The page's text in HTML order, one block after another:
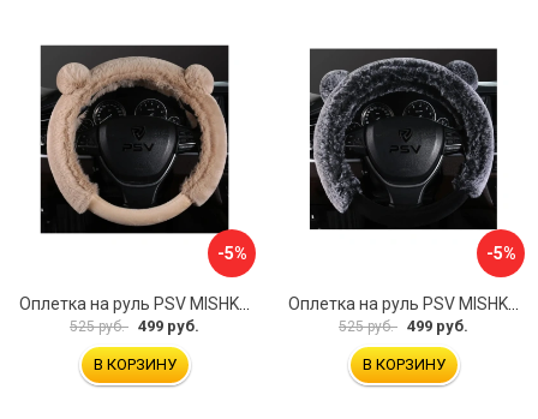
-5%
Оплетка на руль PSV MISHKA Premium 136099
525 руб. 499 руб.
В КОРЗИНУ
-5%
Оплетка на руль PSV MISHKA Premium 136095
525 руб. 499 руб.
В КОРЗИНУ